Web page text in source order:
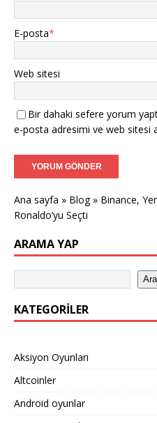
E-posta*
Web sitesi
Bir dahaki sefere yorum
e-posta adresimi ve web sitesi
Ana sayfa » Blog» Binance,
Ronaldo’yu Seçti
ARAMA YAP
Ara
KATEGORILER
Aksiyon Oyunları
Altcoinler
Android oyunlar